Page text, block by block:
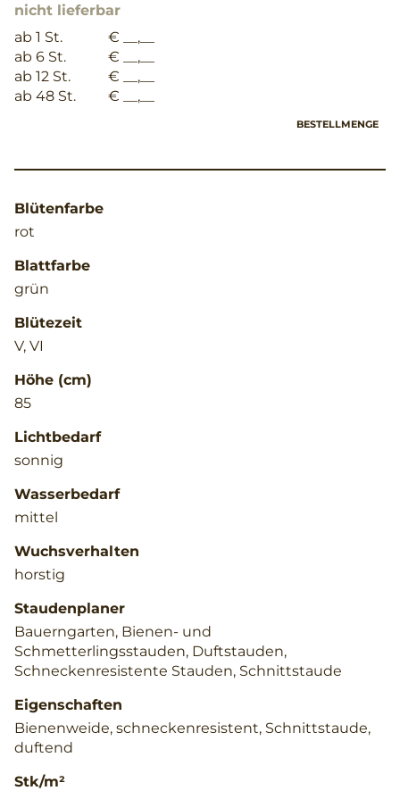
nicht lieferbar
ab 1 St.
€ __,__
ab 6 St.
€ __,__
ab 12 St.
€ __,__
ab 48 St.
€ __,__
BESTELLMENGE
Blütenfarbe
rot
Blattfarbe
grün
Blütezeit
V, VI
Höhe (cm)
85
Lichtbedarf
sonnig
Wasserbedarf
mittel
Wuchsverhalten
horstig
Staudenplaner
Bauerngarten, Bienen- und
Schmetterlingsstauden, Duftstauden,
Schneckenresistente Stauden, Schnittstaude
Eigenschaften
Bienenweide, schneckenresistent, Schnittstaude,
duftend
Stk/m²